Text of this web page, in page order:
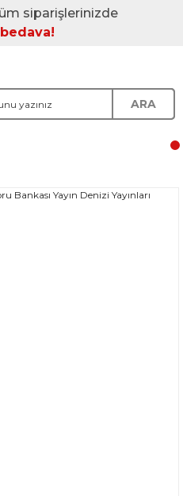
siparişlerinizde
ARA